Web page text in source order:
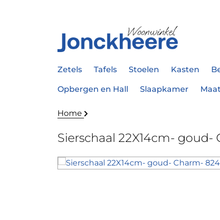
Zetels Tafels Stoelen Kasten
Opbergen en Hall Slaapkamer
Home
Sierschaal 22X14cm- goud-